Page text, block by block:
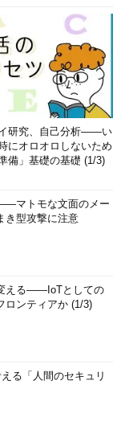
などの変化や、IT
が起こると、実施し
果の低い対策は見直
ォンやタブレットな
ストレージサービス
ルに適しているかど
面から実施できなか
は無料で実施できる
しては、以下のよ
ていないか？
切か（検知と対応の
らいで見直しをし
て、年に1回程度は
でリスクコントロー
リスクコントロール
研究、自己分析――い
にオロオロしないため
備」基礎の基礎 (1/3)
マトモな文面のメー
き型攻撃に注意
える――IoTとしての
ロンティアか (1/3)
る「人間のセキュリ